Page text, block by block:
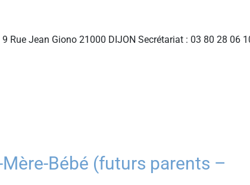
Rue Jean Giono 21000 DIJON Secrétariat : 03 80 28 06
Bébé (futurs parents –